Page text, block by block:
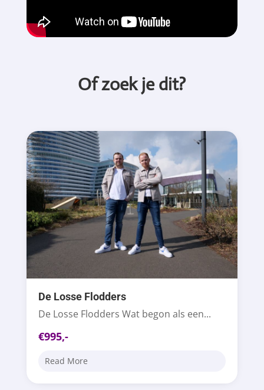
Of zoek je dit?
De Losse Flodders
De Losse Flodders Wat begon als een...
€995,-
Read More